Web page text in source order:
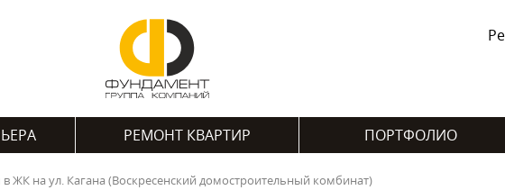
РЕМОНТ КВАРТИР ПОРТФОЛИО
ЖК на ул. Кагана (Воскресенский домостроительный комбинат)